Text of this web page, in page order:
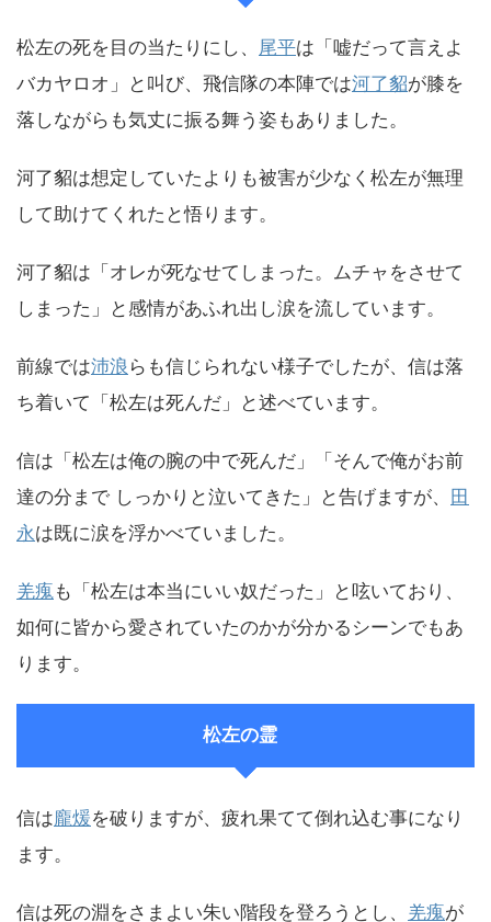
松左の死を目の当たりにし、 尾平は「嘘だって言えよ
バカヤロオ」と叫び、飛信隊の本陣では河了貂が膝を
落しながらも気丈に振る舞う姿もありました。
河了貂は想定していたよりも被害が少なく松左が無理
して助けてくれたと悟ります。
河了貂は「オレが死なせてしまった。ムチャをさせて
しまった」と感情があふれ出し涙を流しています。
前線では沛浪 らも信じられない様子でしたが、信は落
ち着いて「松左は死んだ」と述べています。
信は「松左は俺の腕の中で死んだ」「そんで俺がお前
達の分まで しっかりと泣いてきた」と告げますが、 田
永は既に涙を浮かべていました。
羌瘣も「松左は本当にいい奴だった」と呟いており、
如何に皆から愛されていたのかが分かるシーンでもあ
ります。
松左の霊
信は龐煖を破りますが、疲れ果てて倒れ込む事になり
ます。
信は死の淵をさまよい朱い階段を登ろうとし、 羌瘣が